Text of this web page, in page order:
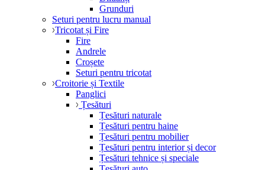
Grunduri
Seturi pentru lucru manual
Tricotat și Fire
Fire
Andrele
Croșete
Seturi pentru tricotat
Croitorie și Textile
Panglici
Țesături
Țesături naturale
Țesături pentru haine
Țesături pentru mobilier
Țesături pentru interior și decor
Țesături tehnice și speciale